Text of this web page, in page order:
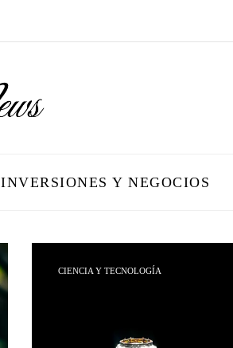
INVERSIONES Y NEGOCIOS
CIENCIA Y TECNOLOGÍA